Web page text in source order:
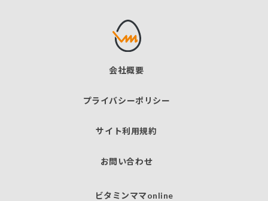
会社概要
プライバシーポリシー
サイト利用規約
お問い合わせ
ビタミンママonline